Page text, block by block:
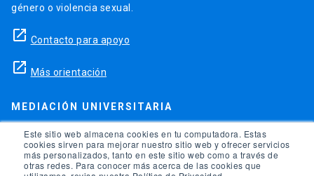
Este sitio web almacena cookies en tu computadora. Estas
cookies sirven para mejorar nuestro sitio web y ofrecer servicios
más personalizados, tanto en este sitio web como a través de
otras redes. Para conocer más acerca de las cookies que
género o violencia sexual.
launch Contacto para apoyo
launch Más orientación
MEDIACIÓN UNIVERSITARIA
Teléfonos para orientación y consejo si se ha vulnerado
alguno de tus derechos en la universidad.
phone